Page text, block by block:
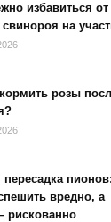
избавиться от
на
розы
пионов:
вредно, а
рискованно